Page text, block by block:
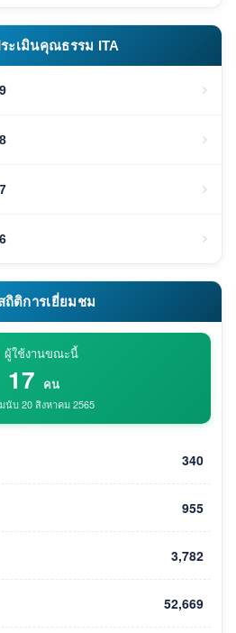
ะเมินคุณธรรม ITA
ถิติการเยี่ยมชม
ผู้ใช้งานขณะนี้
17 คน
นับ 20 สิงหาคม 2565
340
955
3,782
52,669